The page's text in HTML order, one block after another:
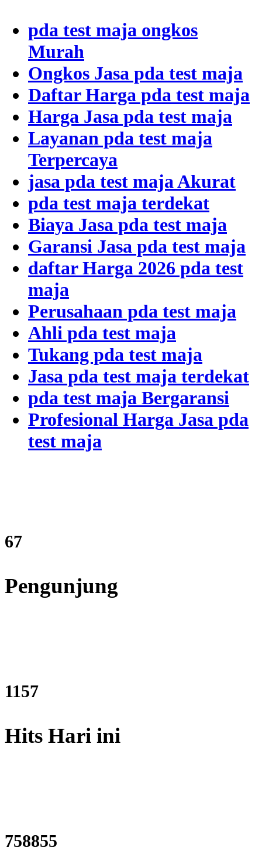
pda test maja ongkos
Murah
Ongkos Jasa pda test maja
Daftar Harga pda test maja
Harga Jasa pda test maja
Layanan pda test maja
Terpercaya
jasa pda test maja Akurat
pda test maja terdekat
Biaya Jasa pda test maja
Garansi Jasa pda test maja
daftar Harga 2026 pda test
maja
Perusahaan pda test maja
Ahli pda test maja
Tukang pda test maja
Jasa pda test maja terdekat
pda test maja Bergaransi
Profesional Harga Jasa pda
test maja
80
Pengunjung
1393
Hits Hari ini
913490